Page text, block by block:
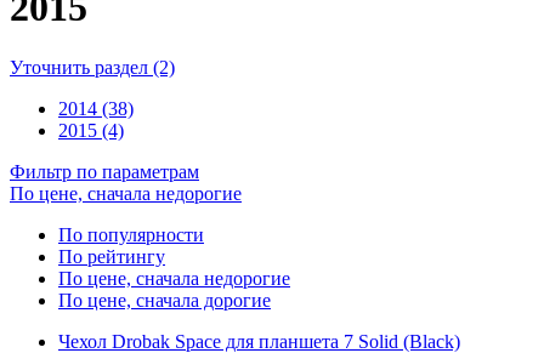
Уточнить раздел (2)
2014 (38)
2015 (4)
Фильтр по параметрам
По цене, сначала недорогие
По популярности
По рейтингу
По цене, сначала недорогие
По цене, сначала дорогие
Чехол Drobak Space для планшета 7 Solid (Black)